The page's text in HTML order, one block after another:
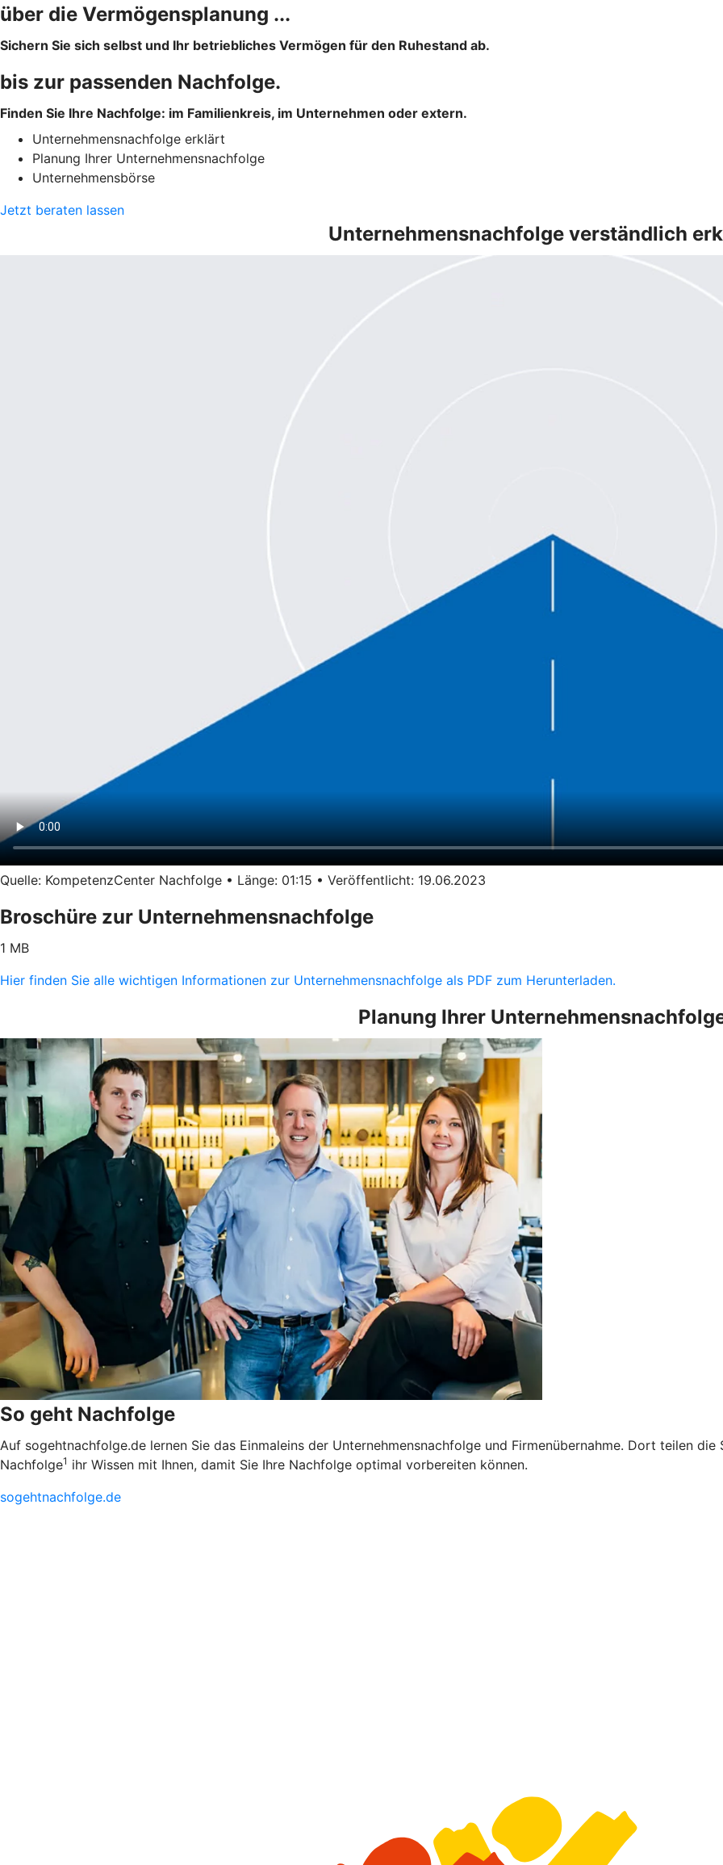
über die Vermögensplanung ...
Sichern Sie sich selbst und Ihr betriebliches Vermögen für den Ruhestand ab.
bis zur passenden Nachfolge.
Finden Sie Ihre Nachfolge: im Familienkreis, im Unternehmen oder extern.
Unternehmensnachfolge erklärt
Planung Ihrer Unternehmensnachfolge
Unternehmensbörse
Jetzt beraten lassen
Unternehmensnachfolge verständlich
Quelle: KompetenzCenter Nachfolge • Länge: 01:15 • Veröffentlicht: 19.06.2023
Broschüre zur Unternehmensnachfolge
1 MB
Hier finden Sie alle wichtigen Informationen zur Unternehmensnachfolge als PDF zum Herunterladen.
Planung Ihrer
So geht Nachfolge
Auf sogehtnachfolge.de lernen Sie das Einmaleins der Unternehmensnachfolge und Firmenübernahme. Dort teilen
Nachfolge1 ihr Wissen mit Ihnen, damit Sie Ihre Nachfolge optimal vorbereiten können.
sogehtnachfolge.de